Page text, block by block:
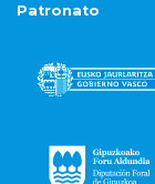
Patronato